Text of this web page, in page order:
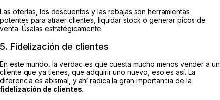
Las ofertas, los descuentos y las rebajas son herramientas
potentes para atraer clientes, liquidar stock o generar picos de
venta. Úsalas estratégicamente.
5. Fidelización de clientes
En este mundo, la verdad es que cuesta mucho menos vender a un
cliente que ya tienes, que adquirir uno nuevo, eso es así. La
diferencia es abismal, y ahí radica la gran importancia de la
fidelización de clientes.